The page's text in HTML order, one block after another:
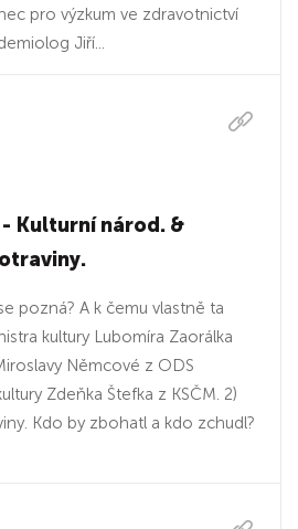
pro výzkum ve zdravotnictví
Jiří...
- Kulturní národ. &
pozná? A k čemu vlastně ta
kultury Lubomíra Zaorálka
Němcové z ODS
Zdeňka Štefka z KSČM. 2)
Kdo by zbohatl a kdo zchudl?